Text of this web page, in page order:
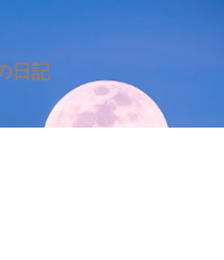
日記